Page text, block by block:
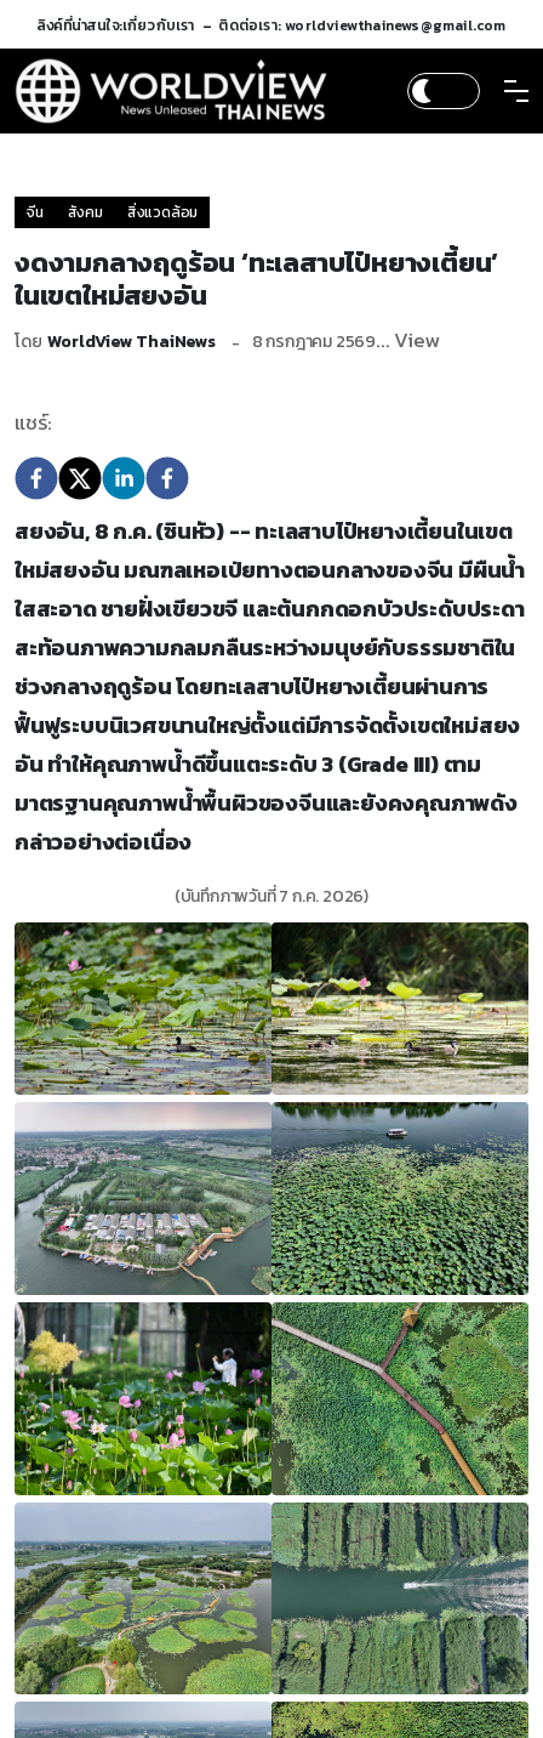
ลิงค์ที่น่าสนใจ:เกี่ยวกับเรา ติดต่อเรา: worldviewthainews@gmail.com
จีน สังคม สิ่งแวดล้อม
งดงามกลางฤดูร้อน ‘ทะเลสาบไป๋หยางเตี้ยน’
ในเขตใหม่สยงอัน
โดย WorldView ThaiNews 8 กรกฎาคม 2569... View
แชร์:
สยงอัน, 8 ก.ค. (ซินหัว) -- ทะเลสาบไป๋หยางเตี้ยนในเขต
ใหม่สยงอัน มณฑลเหอเป่ยทางตอนกลางของจีน มีผืนน้ำ
ใสสะอาด ชายฝั่งเขียวขจี และต้นกกดอกบัวประดับประดา
สะท้อนภาพความกลมกลืนระหว่างมนุษย์กับธรรมชาติใน
ช่วงกลางฤดูร้อน โดยทะเลสาบไป๋หยางเตี้ยนผ่านการ
ฟื้นฟูระบบนิเวศขนานใหญ่ตั้งแต่มีการจัดตั้งเขตใหม่สยง
อัน ทำให้คุณภาพน้ำดีขึ้นแตะระดับ 3 (Grade III) ตาม
มาตรฐานคุณภาพน้ำพื้นผิวของจีนและยังคงคุณภาพดัง
กล่าวอย่างต่อเนื่อง
(บันทึกภาพวันที่ 7 ก.ค. 2026)